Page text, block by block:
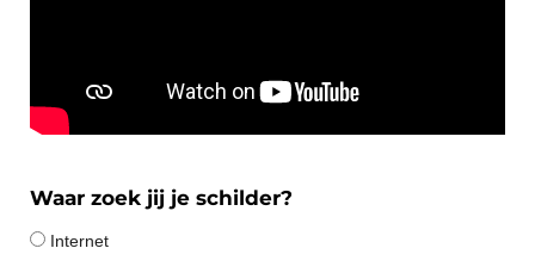
Waar zoek jij je schilder?
Internet